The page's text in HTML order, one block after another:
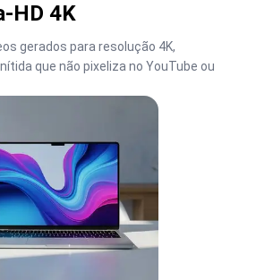
HD 4K
gerados para resolução 4K,
que não pixeliza no YouTube ou